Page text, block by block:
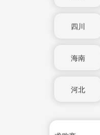
四川
海南
河北